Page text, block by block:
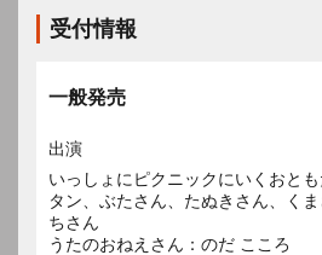
受付情報
一般発売
出演
いっしょにピクニックにいくおと
タン、ぶたさん、たぬきさん、く
ちさん
うたのおねえさん：のだ こころ